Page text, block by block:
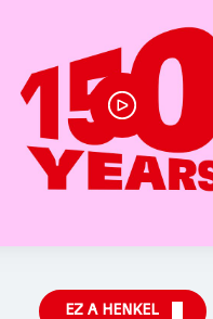
EZ A HENKEL